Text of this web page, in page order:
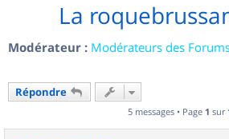
La
Modérateur : Modérateurs des
Répondre
5 messages • Page 1 sur